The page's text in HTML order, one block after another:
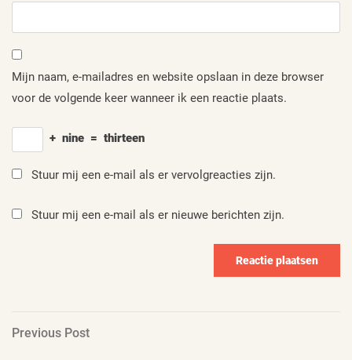
Mijn naam, e-mailadres en website opslaan in deze browser
voor de volgende keer wanneer ik een reactie plaats.
+ nine = thirteen
Stuur mij een e-mail als er vervolgreacties zijn.
Stuur mij een e-mail als er nieuwe berichten zijn.
Berichtnavigatie
Previous
Previous Post